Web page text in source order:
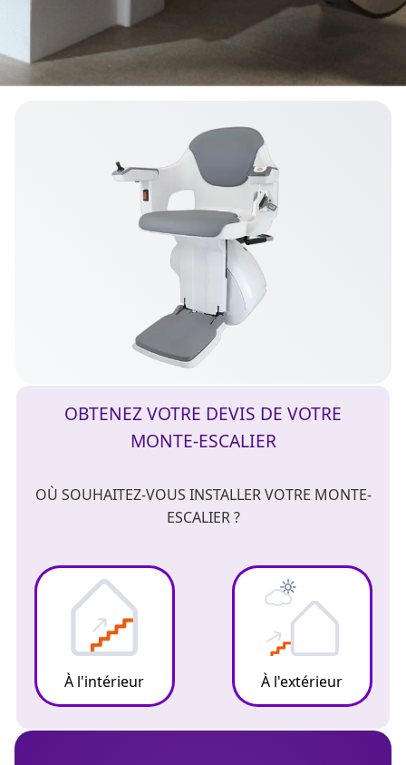
OBTENEZ VOTRE DEVIS DE VOTRE
MONTE-ESCALIER
OÙ SOUHAITEZ-VOUS INSTALLER VOTRE MONTE-
ESCALIER ?
À l'intérieur À l'extérieur